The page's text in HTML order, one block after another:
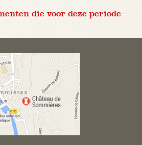
die voor deze periode